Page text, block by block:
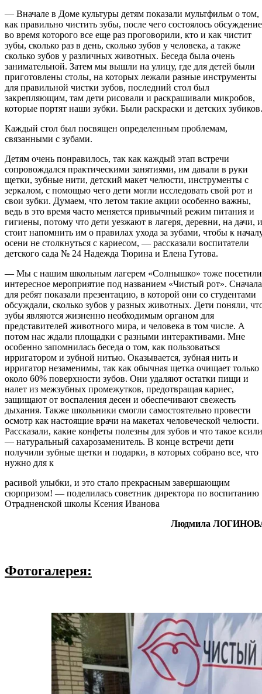
— Вначале в Доме культуры детям показали мультфильм о том,
как правильно чистить зубы, после чего состоялось
во время которого все еще раз проговорили, кто и как чистит
зубы, сколько раз в день, сколько зубов у человека, а также
сколько зубов у различных животных. Беседа была очень
занимательной. Затем мы вышли на улицу, где для детей были
приготовлены столы, на которых лежали разные инструменты
для правильной чистки зубов, последний стол был
закрепляющим, там дети рисовали и раскрашивали микробов,
которые портят наши зубки. Были раскраски и детских зубиков.
Каждый стол был посвящен определенным проблемам,
связанными с зубами.
Детям очень понравилось, так как каждый этап встречи
сопровождался практическими занятиями, им давали в руки
щетки, зубные нити, детский макет челюсти, инструменты с
зеркалом, с помощью чего дети могли исследовать свой рот и
свои зубки. Думаем, что летом такие акции особенно важны,
ведь в это время часто меняется привычный режим питания и
гигиены, потому что дети уезжают в лагеря, деревни, на дачи, и
стоит напомнить им о правилах ухода за зубами, чтобы к
осени не столкнуться с кариесом, — рассказали воспитатели
детского сада № 24 Надежда Тюрина и Елена Гутова.
— Мы с нашим школьным лагерем «Солнышко» тоже посетили
интересное мероприятие под названием «Чистый рот». Сначала
для ребят показали презентацию, в которой они со студентами
обсуждали, сколько зубов у разных животных. Дети поняли,
зубы являются жизненно необходимым органом для
представителей животного мира, и человека в том числе. А
потом нас ждали площадки с разными интерактивами. Мне
особенно запомнилась беседа о том, как пользоваться
ирригатором и зубной нитью. Оказывается, зубная нить и
ирригатор незаменимы, так как обычная щетка очищает только
около 60% поверхности зубов. Они удаляют остатки пищи и
налет из межзубных промежутков, предотвращая кариес,
защищают от воспаления десен и обеспечивают свежесть
дыхания. Также школьники смогли самостоятельно провести
осмотр как настоящие врачи на макетах человеческой челюсти.
Рассказали, какие конфеты полезны для зубов и что такое
— натуральный сахарозаменитель. В конце встречи дети
получили зубные щетки и подарки, в которых собрано все, что
нужно для к
расивой улыбки, и это стало прекрасным завершающим
сюрпризом! — поделилась советник директора по воспитанию
Отрадненской школы Ксения Иванова
Людмила
Фотогалерея: